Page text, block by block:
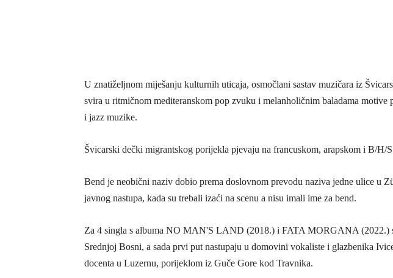
U znatiželjnom miješanju kulturnih uticaja, osmočlani sastav muzičara iz
svira u ritmičnom mediteranskom pop zvuku i melanholičnim baladama motive
i jazz muzike.
Švicarski dečki migrantskog porijekla pjevaju na francuskom, arapskom i B/H/
Bend je neobični naziv dobio prema doslovnom prevodu naziva jedne ulice u
javnog nastupa, kada su trebali izaći na scenu a nisu imali ime za bend.
Za 4 singla s albuma NO MAN'S LAND (2018.) i FATA MORGANA (2022.)
Srednjoj Bosni, a sada prvi put nastupaju u domovini vokaliste i glazbenika
docenta u Luzernu, porijeklom iz Guče Gore kod Travnika.